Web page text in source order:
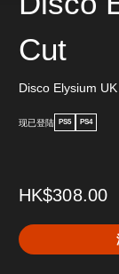
Cut
Disco Elysium
现已登陆 PS5 PS4
HK$308.00